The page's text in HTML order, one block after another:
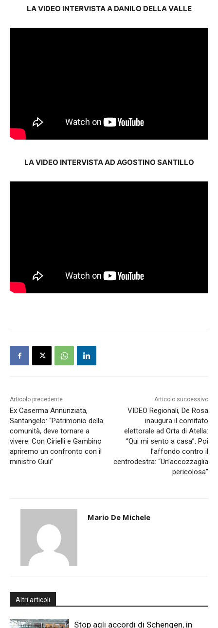
LA VIDEO INTERVISTA A DANILO DELLA VALLE
LA VIDEO INTERVISTA AD AGOSTINO SANTILLO
Articolo precedente
Ex Caserma Annunziata,
Santangelo: “Patrimonio della
comunità, deve tornare a
vivere. Con Cirielli e Gambino
apriremo un confronto con il
ministro Giuli”
Articolo successivo
VIDEO Regionali, De Rosa
inaugura il comitato
elettorale ad Orta di Atella:
“Qui mi sento a casa”. Poi
l’affondo contro il
centrodestra: “Un’accozzaglia
pericolosa”
Mario De Michele
Altri articoli
Stop agli accordi di Schengen, in